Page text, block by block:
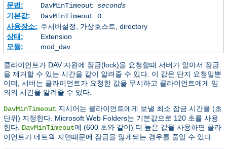
문법:
DavMinTimeout seconds
기본값:
DavMinTimeout 0
사용장소: 주서버설정, 가상호스트, directory
상태:
Extension
모듈:
mod_dav
클라이언트가 DAV 자원에 잠금(lock)을 요청할때 서버가 알아서 잠금
을 제거할 수 있는 시간을 같이 알려줄 수 있다. 이 값은 단지 요청일뿐
이며, 서버는 클라이언트가 요청한 값을 무시하고 클라이언트에게 임
의의 시간을 알려줄 수 있다.
DavMinTimeout 지시어는 클라이언트에게 보낼 최소 잠금 시간을 (초
단위) 지정한다. Microsoft Web Folders는 기본값으로 120 초를 사용
한다. DavMinTimeout에 (600 초와 같이) 더 높은 값을 사용하면 클라
이언트가 네트웍 지연때문에 잠금을 잃게되는 경우를 줄일 수 있다.